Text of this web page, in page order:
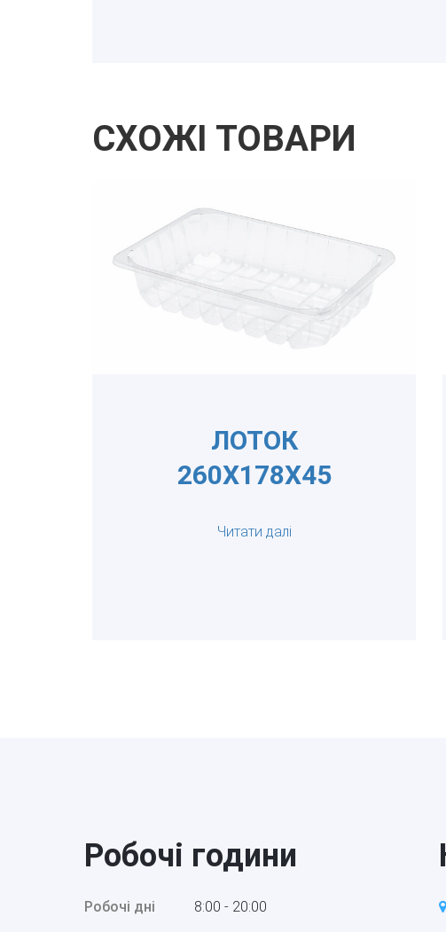
СХОЖІ ТОВАРИ
ЛОТОК
260Х178Х45
Читати далі
Робочі години
Робочі дні 8:00 - 20:00